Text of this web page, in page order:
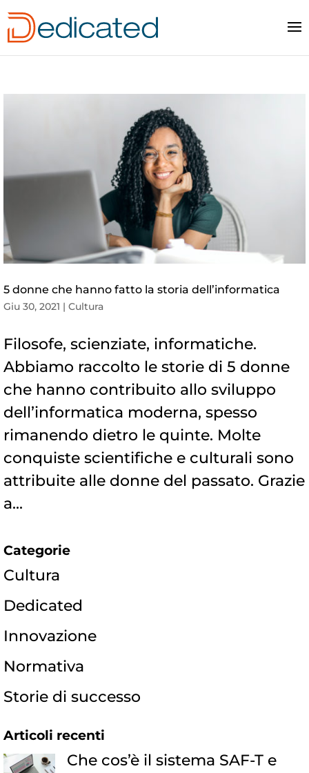
5 donne che hanno fatto la storia dell’informatica
Giu 30, 2021 | Cultura
Filosofe, scienziate, informatiche.
Abbiamo raccolto le storie di 5 donne
che hanno contribuito allo sviluppo
dell’informatica moderna, spesso
rimanendo dietro le quinte. Molte
conquiste scientifiche e culturali sono
attribuite alle donne del passato. Grazie
a...
Categorie
Cultura
Dedicated
Innovazione
Normativa
Storie di successo
Articoli recenti
Che cos’è il sistema SAF-T e